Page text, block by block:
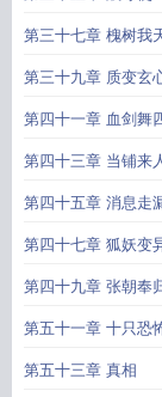
第三十七章 槐树我
第三十九章 质变玄
第四十一章 血剑舞
第四十三章 当铺来
第四十五章 消息走
第四十七章 狐妖变
第四十九章 张朝奉
第五十一章 十只恐
第五十三章 真相